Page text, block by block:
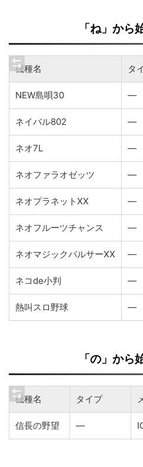
「ね」から
機種名 タ
NEW島唄30 ―
ネイバル802 ―
ネオ7L ―
ネオファラオゼッツ ―
ネオプラネットXX ―
ネオフルーツチャンス ―
ネオマジックパルサーXX ―
ネコde小判 ―
熱叫スロ野球 ―
「の」から
機種名 タイプ
信長の野望 ―